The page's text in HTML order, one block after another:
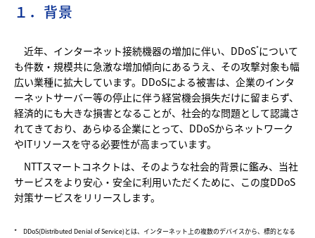
１．背景
近年、インターネット接続機器の増加に伴い、DDoS*について
も件数・規模共に急激な増加傾向にあるうえ、その攻撃対象も幅
広い業種に拡大しています。DDoSによる被害は、企業のインタ
ーネットサーバー等の停止に伴う経営機会損失だけに留まらず、
経済的にも大きな損害となることが、社会的な問題として認識さ
れてきており、あらゆる企業にとって、DDoSからネットワーク
やITリソースを守る必要性が高まっています。
NTTスマートコネクトは、そのような社会的背景に鑑み、当社
サービスをより安心・安全に利用いただくために、この度DDoS
対策サービスをリリースします。
* DDoS(Distributed Denial of Service)とは、インターネット上の複数のデバイスから、標的となる